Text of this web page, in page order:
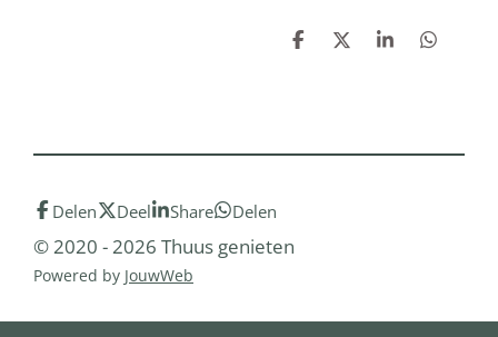
D
D
S
D
Delen Deel Share Delen
© 2020 - 2026 Thuus genieten
Powered by JouwWeb